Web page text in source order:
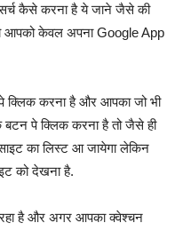
कैसे करना है ये जाने जैसे की
आपको केवल अपना Google App
क्लिक करना है और आपका जो भी
पे क्लिक करना है तो जैसे ही
का लिस्ट आ जायेगा लेकिन
को देखना है.
है और अगर आपका क्वेश्चन